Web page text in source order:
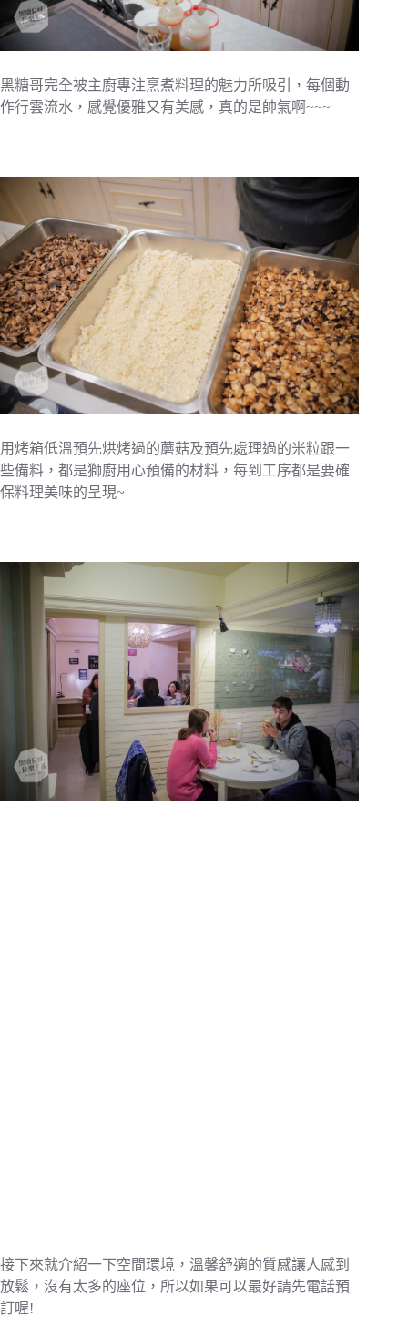
黑糖哥完全被主廚專注烹煮料理的魅力所吸引，每個動
作行雲流水，感覺優雅又有美感，真的是帥氣啊~~~
用烤箱低溫預先烘烤過的蘑菇及預先處理過的米粒跟一
些備料，都是獅廚用心預備的材料，每到工序都是要確
保料理美味的呈現~
接下來就介紹一下空間環境，溫馨舒適的質感讓人感到
放鬆，沒有太多的座位，所以如果可以最好請先電話預
訂喔!